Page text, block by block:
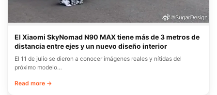
El Xiaomi SkyNomad N90 MAX tiene más de 3 metros de
distancia entre ejes y un nuevo diseño interior
El 11 de julio se dieron a conocer imágenes reales y nítidas del
próximo modelo…
Read more →